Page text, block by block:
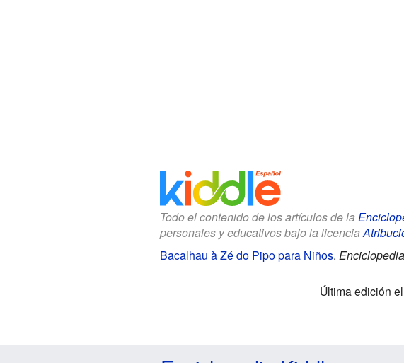
Todo el contenido de los artículos de la
personales y educativos bajo la licencia
Bacalhau à Zé do Pipo para Niños.
Última edición